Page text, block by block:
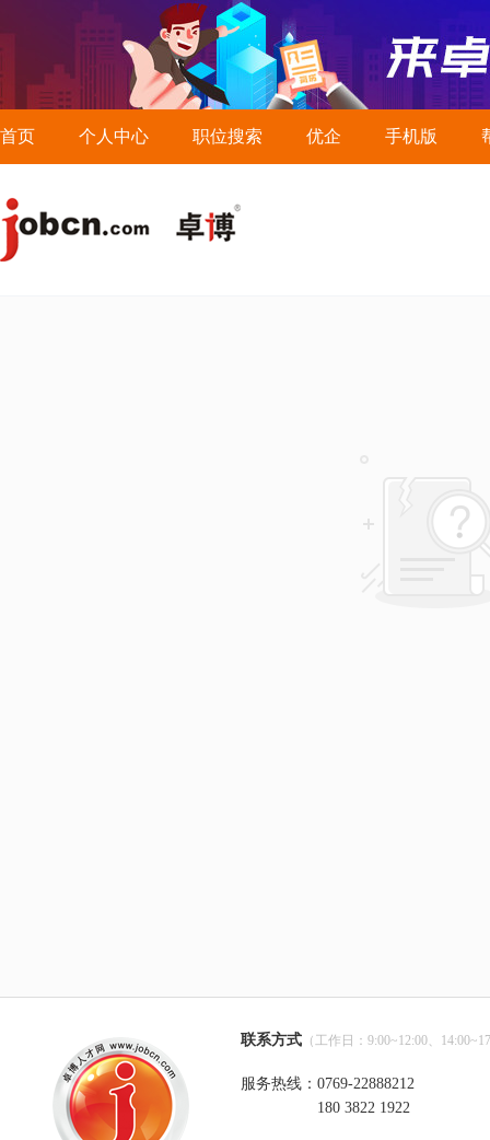
首页 个人中心 职位搜索 优企 手机版
联系方式 （工作日：9:00~12:00、
服务热线：0769-22888212
180 3822 1922